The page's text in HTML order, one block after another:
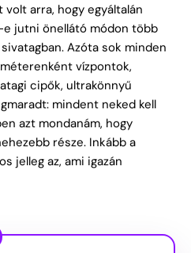
arra, hogy egyáltalán
jutni önellátó módon több
Azóta sok minden
vízpontok,
cipők, ultrakönnyű
mindent neked kell
azt mondanám, hogy
része. Inkább a
jelleg az, ami igazán